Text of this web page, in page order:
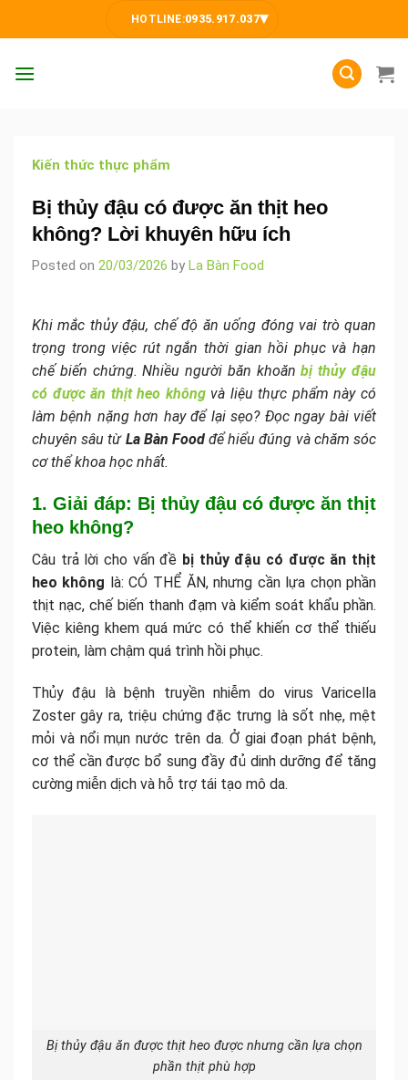
HOTLINE:0935.917.037▾
Kiến thức thực phẩm
Bị thủy đậu có được ăn thịt heo
không? Lời khuyên hữu ích
Posted on 20/03/2026 by La Bàn Food
Khi mắc thủy đậu, chế độ ăn uống đóng vai trò quan
trọng trong việc rút ngắn thời gian hồi phục và hạn
chế biến chứng. Nhiều người băn khoănbị thủy đậu
có được ăn thịt heo khôngvà liệu thực phẩm này có
làm bệnh nặng hơn hay để lại sẹo? Đọc ngay bài viết
chuyên sâu từ La Bàn Foodđể hiểu đúng và chăm sóc
cơ thể khoa học nhất.
1. Giải đáp: Bị thủy đậu có được ăn thịt
heo không?
Câu trả lời cho vấn đề bị thủy đậu có được ăn thịt
heo không là: CÓ THỂ ĂN, nhưng cần lựa chọn phần
thịt nạc, chế biến thanh đạm và kiểm soát khẩu phần.
Việc kiêng khem quá mức có thể khiến cơ thể thiếu
protein, làm chậm quá trình hồi phục.
Thủy đậu là bệnh truyền nhiễm do virus Varicella
Zoster gây ra, triệu chứng đặc trưng là sốt nhẹ, mệt
mỏi và nổi mụn nước trên da. Ở giai đoạn phát bệnh,
cơ thể cần được bổ sung đầy đủ dinh dưỡng để tăng
cường miễn dịch và hỗ trợ tái tạo mô da.
Bị thủy đậu ăn được thịt heo được nhưng cần lựa chọn
phần thịt phù hợp